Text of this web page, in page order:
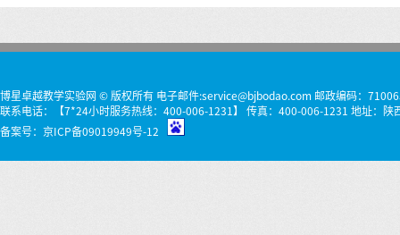
博星卓越教学实验网 © 版权所有 电子邮件:service@bjbodao.com 邮政编码：
联系电话：【7*24小时服务热线：400-006-1231】 传真：400-006-1231 地址：陕
备案号： 京ICP备09019949号-12